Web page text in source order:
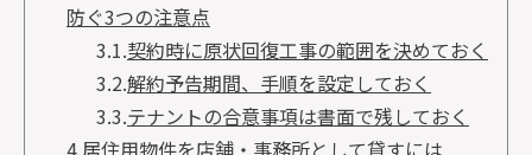
防ぐ3つの注意点
3.1.契約時に原状回復工事の範囲を決めておく
3.2.解約予告期間、手順を設定しておく
3.3.テナントの合意事項は書面で残しておく
4.居住用物件を店舗・事務所として貸すには